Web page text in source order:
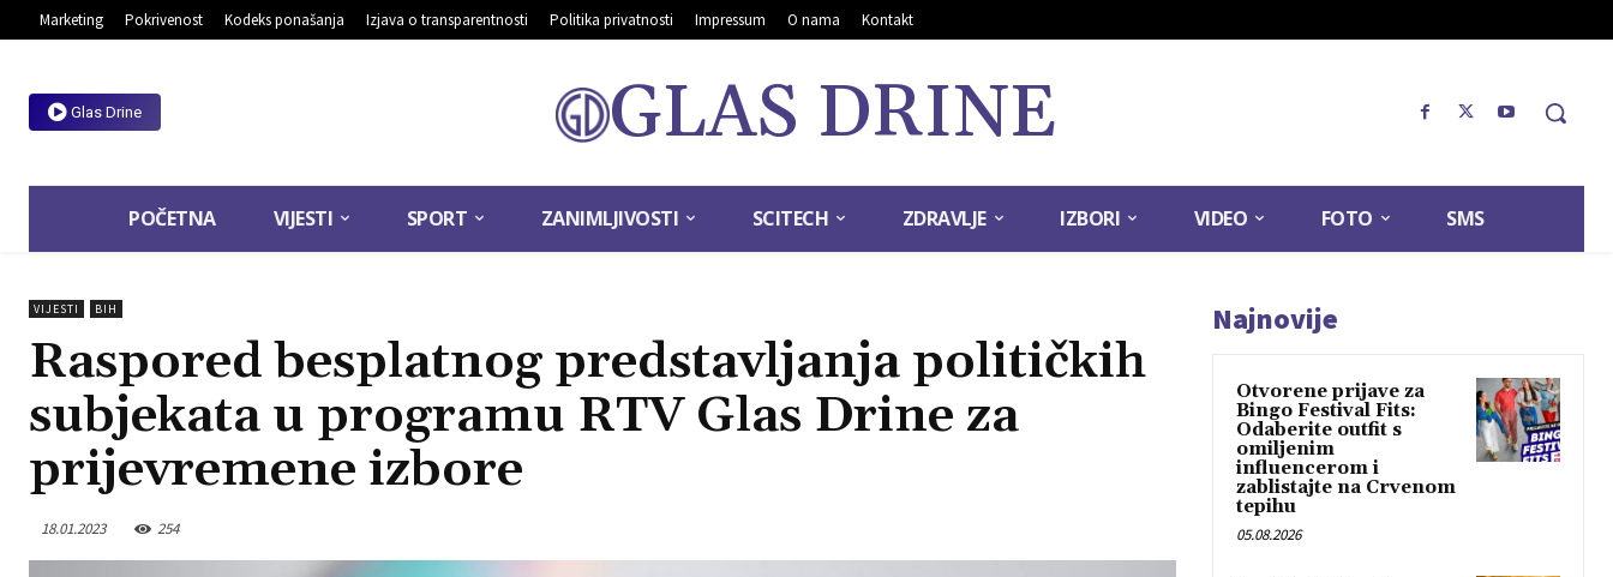
Marketing Pokrivenost Kodeks ponašanja Izjava o transparentnosti Politika privatnosti Impressum O nama Kontakt
Glas Drine GLAS DRINE
POČETNA VIJESTI SPORT ZANIMLJIVOSTI SCITECH ZDRAVLJE IZBORI VIDEO FOTO SMS
VIJESTI BIH
Raspored besplatnog predstavljanja političkih
subjekata u programu RTV Glas Drine za
prijevremene izbore
18.01.2023 254
Najnovije
Otvorene prijave za
Bingo Festival Fits:
Odaberite outfit s
omiljenim
influencerom i
zablistajte na Crvenom
tepihu
05.08.2026